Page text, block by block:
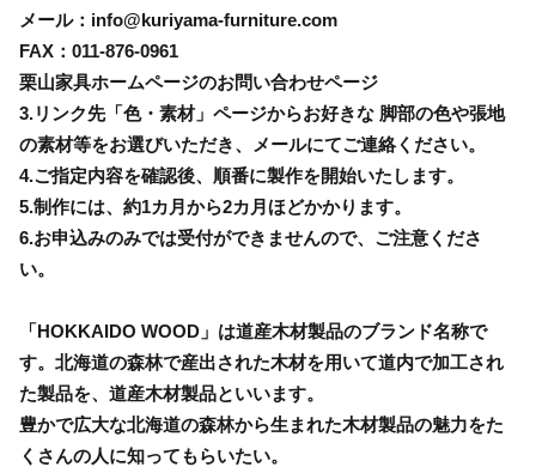
メール：info@kuriyama-furniture.com
FAX：011-876-0961
栗山家具ホームページのお問い合わせページ
3.リンク先「色・素材」ページからお好きな 脚部の色や張地
の素材等をお選びいただき、メールにてご連絡ください。
4.ご指定内容を確認後、順番に製作を開始いたします。
5.制作には、約1カ月から2カ月ほどかかります。
6.お申込みのみでは受付ができませんので、ご注意くださ
い。
「HOKKAIDO WOOD」は道産木材製品のブランド名称で
す。北海道の森林で産出された木材を用いて道内で加工され
た製品を、道産木材製品といいます。
豊かで広大な北海道の森林から生まれた木材製品の魅力をた
くさんの人に知ってもらいたい。